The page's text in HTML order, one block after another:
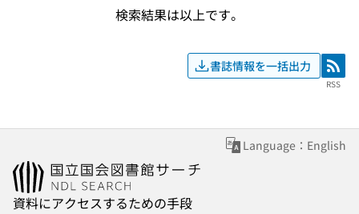
検索結果は以上です。
書誌情報を一括出力 RSS
RSS
Language：English
資料にアクセスするための手段